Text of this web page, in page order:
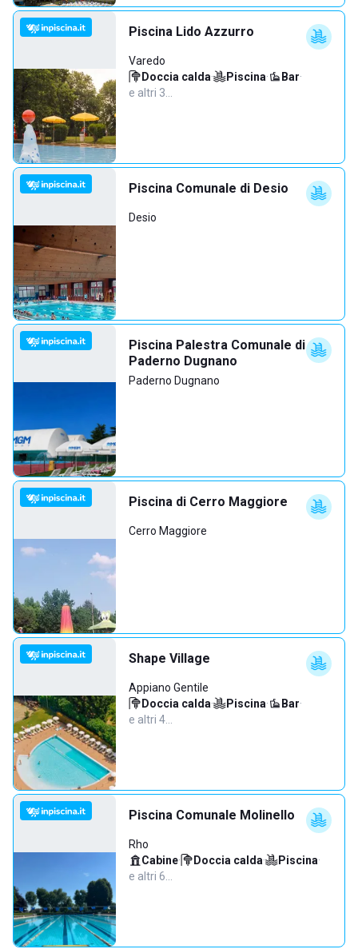
Piscina Lido Azzurro
Varedo
Doccia calda· Piscina· Bar·
e altri 3…
Piscina Comunale di Desio
Desio
Piscina Palestra Comunale di
Paderno Dugnano
Paderno Dugnano
Piscina di Cerro Maggiore
Cerro Maggiore
Shape Village
Appiano Gentile
Doccia calda· Piscina· Bar·
e altri 4…
Piscina Comunale Molinello
Rho
Cabine· Doccia calda· Piscina·
e altri 6…